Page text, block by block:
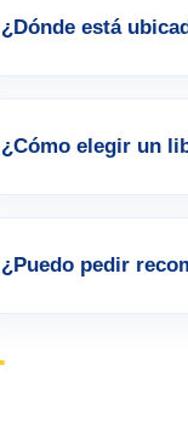
¿Dónde está
¿Cómo elegir un
¿Puedo pedir